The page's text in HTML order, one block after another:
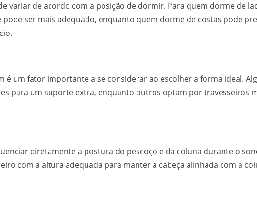
variar de acordo com a posição de dormir. Para quem dorme de
ser mais adequado, enquanto quem dorme de costas pode
é um fator importante a se considerar ao escolher a forma ideal.
para um suporte extra, enquanto outros optam por travesseiros
diretamente a postura do pescoço e da coluna durante o
com a altura adequada para manter a cabeça alinhada com a